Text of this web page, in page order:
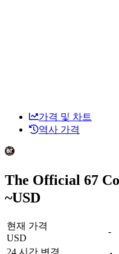
가격 및 차트
역사 가격
The Official 67
~USD
현재 가격
USD
-
24 시간 변경